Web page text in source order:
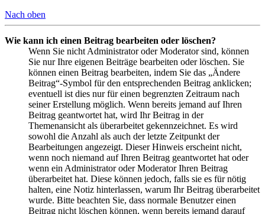
Nach oben
Wie kann ich einen Beitrag bearbeiten oder löschen?
Wenn Sie nicht Administrator oder Moderator sind, können
Sie nur Ihre eigenen Beiträge bearbeiten oder löschen. Sie
können einen Beitrag bearbeiten, indem Sie das „Ändere
Beitrag“-Symbol für den entsprechenden Beitrag anklicken;
eventuell ist dies nur für einen begrenzten Zeitraum nach
seiner Erstellung möglich. Wenn bereits jemand auf Ihren
Beitrag geantwortet hat, wird Ihr Beitrag in der
Themenansicht als überarbeitet gekennzeichnet. Es wird
sowohl die Anzahl als auch der letzte Zeitpunkt der
Bearbeitungen angezeigt. Dieser Hinweis erscheint nicht,
wenn noch niemand auf Ihren Beitrag geantwortet hat oder
wenn ein Administrator oder Moderator Ihren Beitrag
überarbeitet hat. Diese können jedoch, falls sie es für nötig
halten, eine Notiz hinterlassen, warum Ihr Beitrag überarbeitet
wurde. Bitte beachten Sie, dass normale Benutzer einen
Beitrag nicht löschen können, wenn bereits jemand darauf